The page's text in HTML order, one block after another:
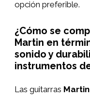
opción preferible.
¿Cómo se
Martin en
sonido y
instrumentos
Las guitarras Martin